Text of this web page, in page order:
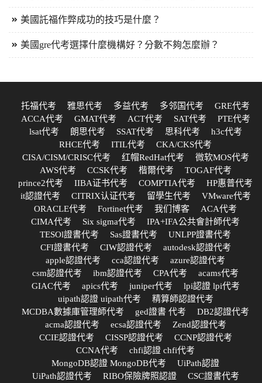
美國託福作弊成功的技巧是什麼？
美國gre代考選擇什麼機構好？分數不夠怎麼辦？
托福代考 雅思代考 多益代考 多邻国代考
GRE代考
ACCA代考
GMAT代考 ACT代考 SAT代考
PTE代考
lsat代考
朗思代考 SSAT代考 思科代考
h3c代考
RHCE代考
ITIL代考
CKA/CKS代考
CISA/CISM/CRISC代考
红帽RedHat代考
微软MOS代考
AWS代考
CCSK代考 楷爾代考
TOGAF代考
prince2代考
IIBA证书代考 COMPTIA代考
HP惠普代考
it認證代考
CITRIX认证代考 留學生代考
VMware代考
ORACLE代考
Fortinet代考 我们博客
ACA代考
CIMA代考
Six sigma代考
IPA+IFA公共會計師代考
TESOl證書代考
Sas證書代考
UNLPP證書代考
CFI證書代考
CIW認證代考
autodesk認證代考
apple認證代考
cca認證代考
azure認證代考
csm認證代考
ibm認證代考 CPA代考
acams代考
GIAC代考
apics代考 juniper代考
lpi認證 lpi代考
uipath認證 uipath代考
精算師認證代考
MCDBA數據庫管理師代考
ged證書 代考
DB2認證代考
acma認證代考
ecsa認證代考
Zend認證代考
CCIE認證代考
CISSP認證代考
CCNP認證代考
CCNA代考
chfi認證 chfi代考
MongoDB認證 MongoDB代考
UiPath認證
UiPath認證代考
RIBO保險牌照認證
CSC證書代考